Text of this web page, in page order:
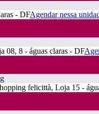
- DFAgendar nessa
08, 8 - águas claras - DF
felicittà, Loja 15 -